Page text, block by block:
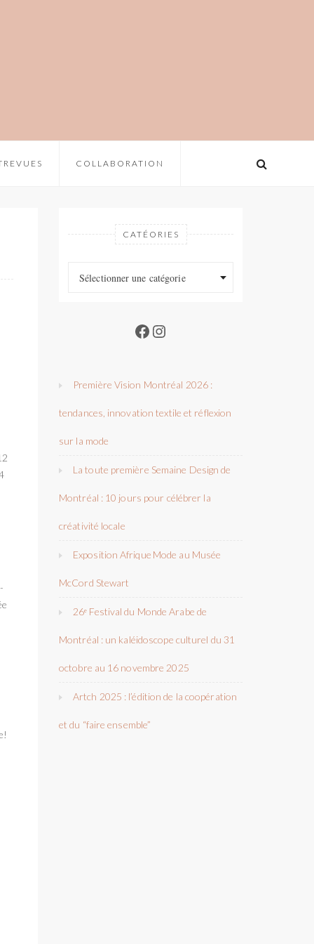
COLLABORATION
CATÉORIES
Sélectionner une catégorie
Facebook
Instagram
Première Vision Montréal 2026 :
tendances, innovation textile et réflexion
sur la mode
La toute première Semaine Design de
Montréal : 10 jours pour célébrer la
créativité locale
Exposition Afrique Mode au Musée
McCord Stewart
26ᵉ Festival du Monde Arabe de
Montréal : un kaléidoscope culturel du 31
octobre au 16 novembre 2025
Artch 2025 : l’édition de la coopération
et du “faire ensemble”